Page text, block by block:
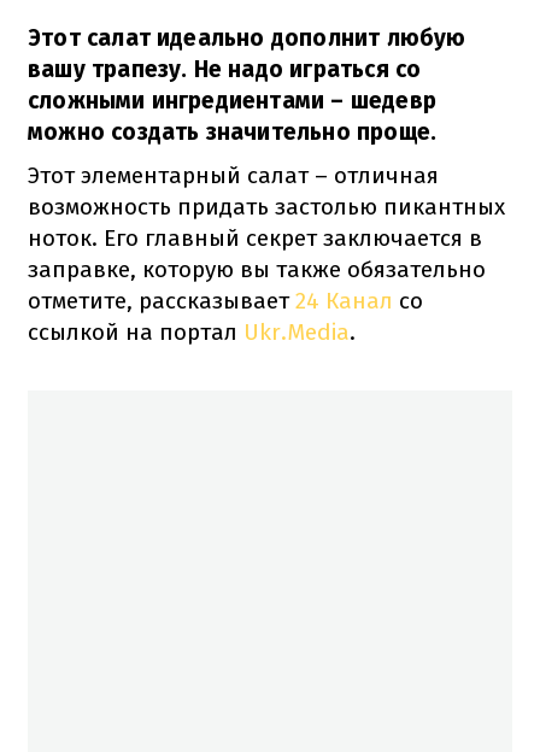
Этот салат идеально дополнит любую
вашу трапезу. Не надо играться со
сложными ингредиентами – шедевр
можно создать значительно проще.
Этот элементарный салат – отличная
возможность придать застолью пикантных
ноток. Его главный секрет заключается в
заправке, которую вы также обязательно
отметите, рассказывает24 Канал со
ссылкой на портал Ukr.Media.